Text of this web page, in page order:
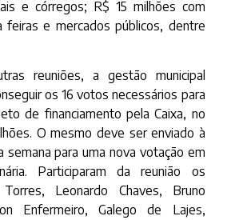
e córregos; R$ 15 milhões com
feiras e mercados públicos, dentre
reuniões, a gestão municipal
os 16 votos necessários para
de financiamento pela Caixa, no
O mesmo deve ser enviado à
semana para uma nova votação em
Participaram da reunião os
Leonardo Chaves, Bruno
Enfermeiro, Galego de Lajes,